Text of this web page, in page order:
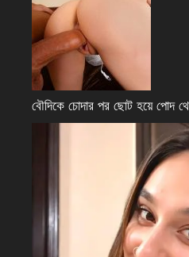
বৌদিকে চোদার পর ছোট হয়ে পোদ